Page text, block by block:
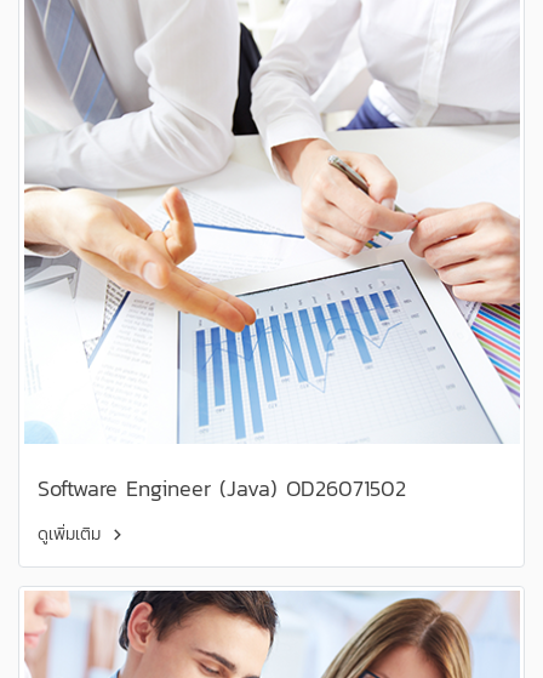
Software Engineer (Java) OD26071502
ดูเพิ่มเติม